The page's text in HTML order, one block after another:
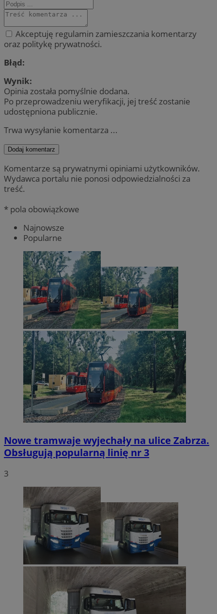
Akceptuję regulamin zamieszczania komentarzy
oraz politykę prywatności.
Błąd:
Wynik:
Opinia została pomyślnie dodana.
Po przeprowadzeniu weryfikacji, jej treść zostanie
udostępniona publicznie.
Trwa wysyłanie komentarza ...
Dodaj komentarz
Komentarze są prywatnymi opiniami użytkowników.
Wydawca portalu nie ponosi odpowiedzialności za
treść.
* pola obowiązkowe
Najnowsze
Popularne
Nowe tramwaje wyjechały na ulice Zabrza.
Obsługują popularną linię nr 3
3